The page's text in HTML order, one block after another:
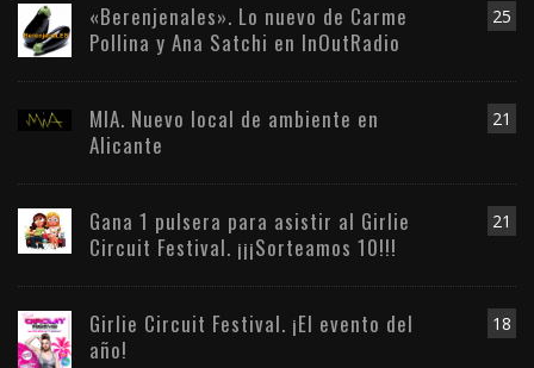
25
«Berenjenales». Lo nuevo de Carme
Pollina y Ana Satchi en InOutRadio
21
MIA. Nuevo local de ambiente en
Alicante
21
Gana 1 pulsera para asistir al Girlie
Circuit Festival. ¡¡¡Sorteamos 10!!!
18
Girlie Circuit Festival. ¡El evento del
año!